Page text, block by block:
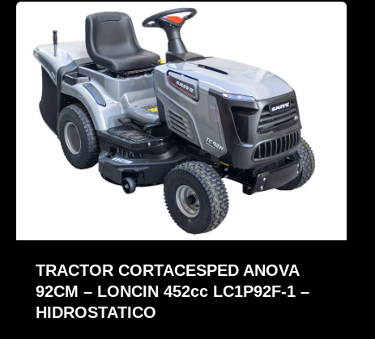
TRACTOR CORTACESPED ANOVA
92CM – LONCIN 452cc LC1P92F-1 –
HIDROSTATICO